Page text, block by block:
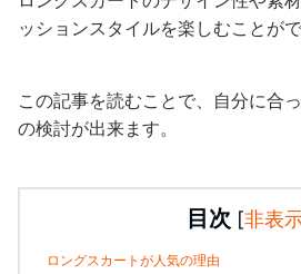
ッションスタイルを楽しむことが
この記事を読むことで、自分に合
の検討が出来ます。
目次 [非表
ロングスカートが人気の理由